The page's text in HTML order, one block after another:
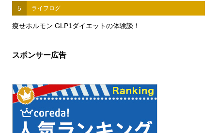
5 ライフログ
痩せホルモン GLP1ダイエットの体験談！
スポンサー広告